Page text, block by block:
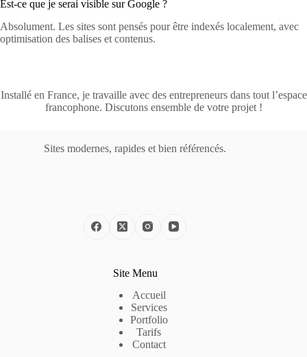
Est-ce que je serai visible sur Google ?
Absolument. Les sites sont pensés pour être indexés localement, avec
optimisation des balises et contenus.
Installé en France, je travaille avec des entrepreneurs dans tout l’espace
francophone. Discutons ensemble de votre projet !
Sites modernes, rapides et bien référencés.
Site Menu
Accueil
Services
Portfolio
Tarifs
Contact